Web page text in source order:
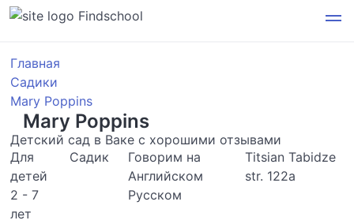
Findschool
Главная
Садики
Mary Poppins
Mary Poppins
Детский сад в Ваке с хорошими отзывами
Для
детей
2 - 7
лет
Садик
Говорим на
Английском
Русском
Titsian Tabidze
str. 122а